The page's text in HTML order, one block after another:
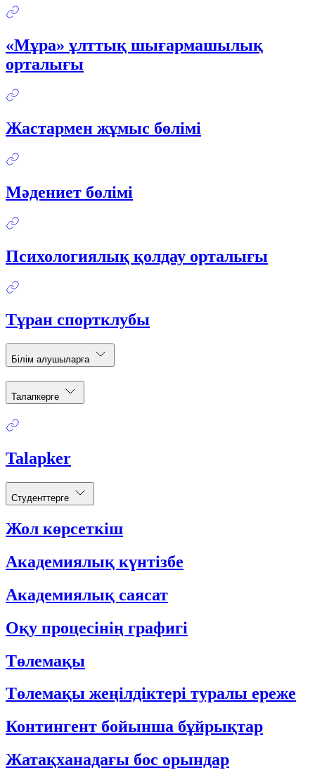
«Мұра» ұлттық шығармашылық
орталығы
Жастармен жұмыс бөлімі
Мәдениет бөлімі
Психологиялық қолдау орталығы
Тұран спортклубы
Білім алушыларға
Талапкерге
Talapker
Студенттерге
Жол көрсеткіш
Академиялық күнтізбе
Академиялық саясат
Оқу процесінің графигі
Төлемақы
Төлемақы жеңілдіктері туралы ереже
Контингент бойынша бұйрықтар
Жатақханадағы бос орындар